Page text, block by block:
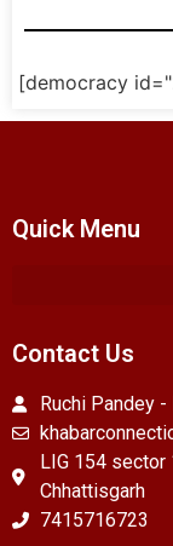
[democracy
Quick Menu
Contact Us
Ruchi Pandey
LIG 154 sector
Chhattisgarh
7415716723